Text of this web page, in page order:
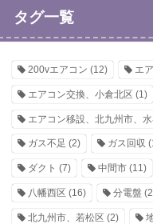
タグ一覧
200vエアコン (12) エ
エアコン交換、小倉北区 (1)
エアコン移設、北九州市、
ガス不足 (2) ガス回収
ダクト (7) 中間市(11)
八幡西区 (16) 分電盤
北九州市、若松区 (2)